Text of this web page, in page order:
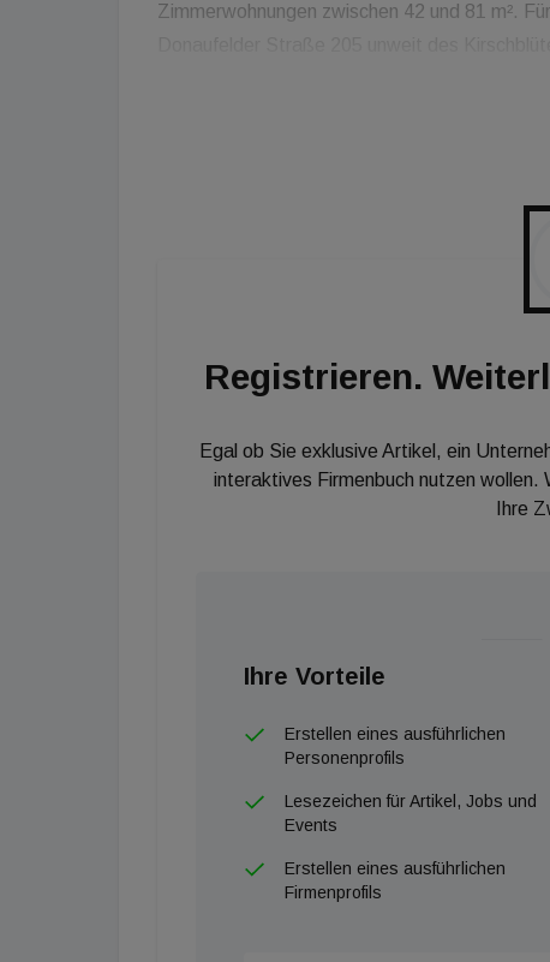
Zimmerwohnungen zwischen 42 und 81 m².
optional sind auch PKW-Stellplätze zu
Pepic Holding mit der Vermarktung eines
Zimmern stehen nun in ruhiger Lage am
Registrieren.
Egal ob Sie exklusive Artikel, ein
interaktives Firmenbuch nutzen
Ihre
Ihre Vorteile
Erstellen eines ausführlichen
Personenprofils
Lesezeichen für Artikel, Jobs und
Events
Erstellen eines ausführlichen
Firmenprofils